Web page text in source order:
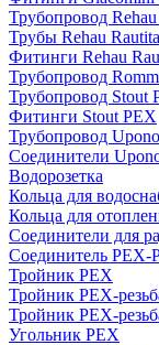
Трубопровод
Трубы Rehau
Фитинги Rehau
Трубопровод
Трубопровод Stout
Фитинги Stout PEX
Трубопровод
Соединители
Водорозетка
Кольца для
Кольца для
Соединители для
Соединитель PEX-
Тройник PEX
Тройник PEX-
Тройник PEX-
Угольник PEX